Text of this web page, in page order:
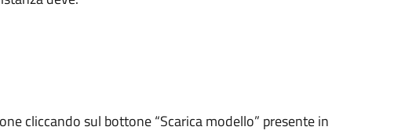
cliccando sul bottone “Scarica modello” presente in